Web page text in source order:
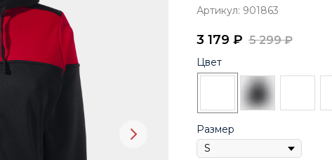
Артикул: 901863
3 179 ₽ 5 299 ₽
Цвет
Размер